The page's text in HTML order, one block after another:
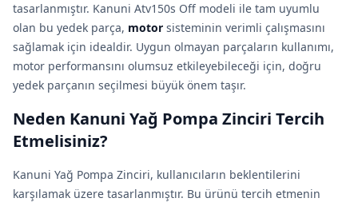
tasarlanmıştır. Kanuni Atv150s Off modeli ile tam uyumlu
olan bu yedek parça, motor sisteminin verimli çalışmasını
sağlamak için idealdir. Uygun olmayan parçaların kullanımı,
motor performansını olumsuz etkileyebileceği için, doğru
yedek parçanın seçilmesi büyük önem taşır.
Neden Kanuni Yağ Pompa Zinciri Tercih
Etmelisiniz?
Kanuni Yağ Pompa Zinciri, kullanıcıların beklentilerini
karşılamak üzere tasarlanmıştır. Bu ürünü tercih etmenin